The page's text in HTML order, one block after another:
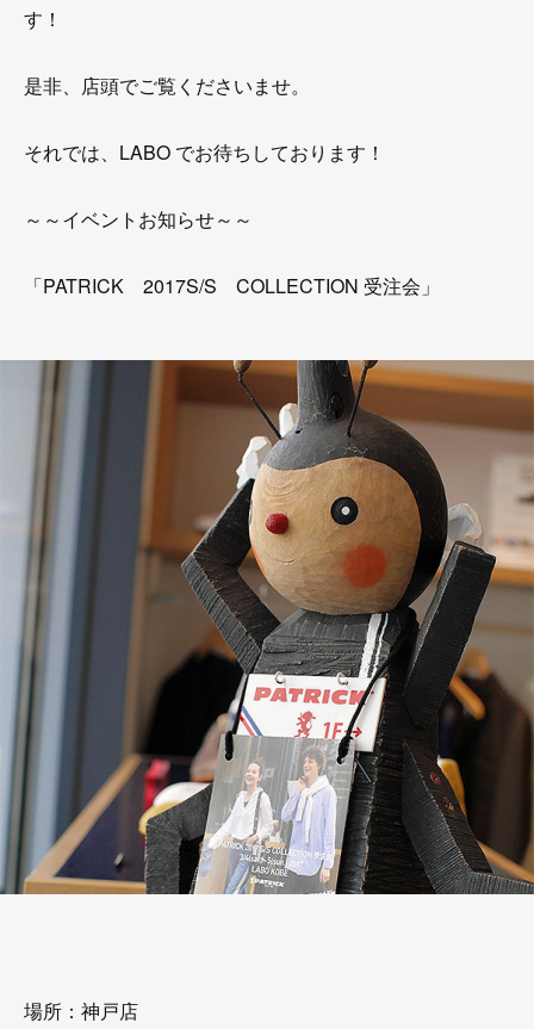
す！
是非、店頭でご覧くださいませ。
それでは、LABO でお待ちしております！
～～イベントお知らせ～～
「PATRICK 2017S/S COLLECTION 受注会」
場所：神戸店